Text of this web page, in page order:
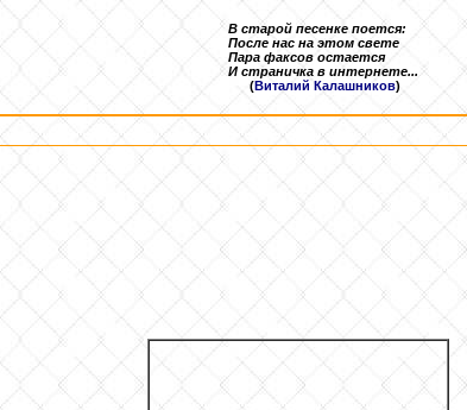
В старой песенке поется:
После нас на этом свете
Пара факсов остается
И страничка в интернете...
(Виталий Калашников)